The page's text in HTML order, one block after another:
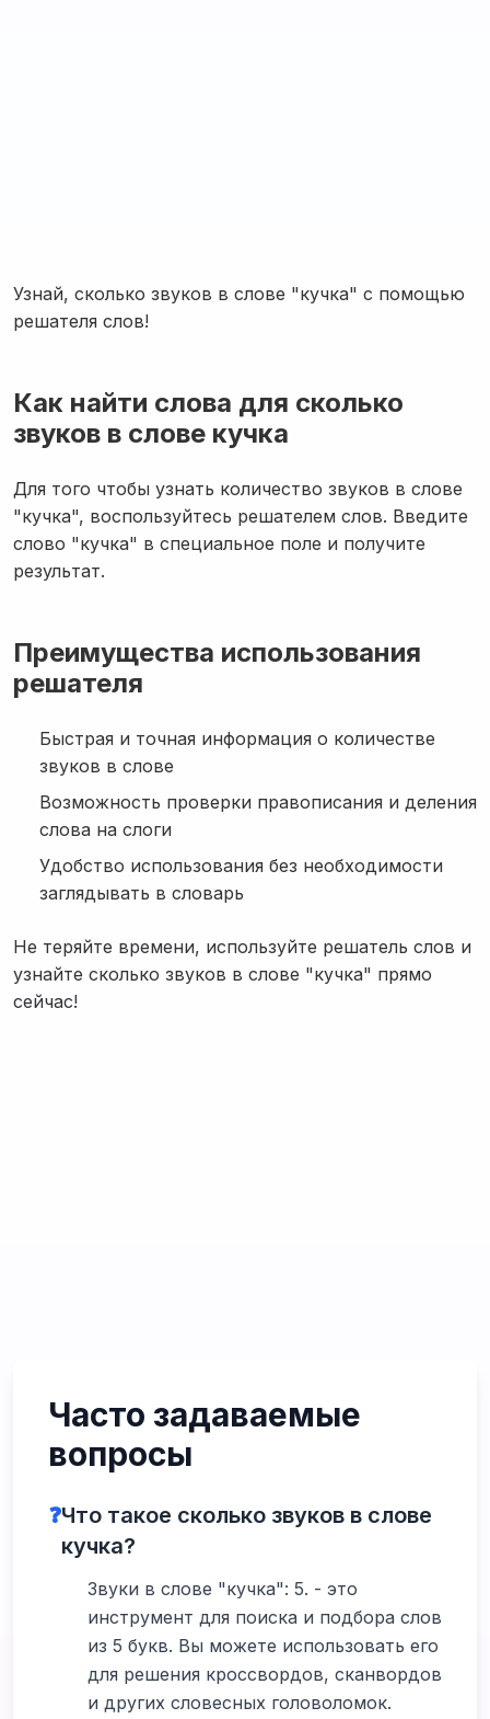
Узнай, сколько звуков в слове "кучка" с помощью
решателя слов!
Как найти слова для сколько
звуков в слове кучка
Для того чтобы узнать количество звуков в слове
"кучка", воспользуйтесь решателем слов. Введите
слово "кучка" в специальное поле и получите
результат.
Преимущества использования
решателя
Быстрая и точная информация о количестве
звуков в слове
Возможность проверки правописания и деления
слова на слоги
Удобство использования без необходимости
заглядывать в словарь
Не теряйте времени, используйте решатель слов и
узнайте сколько звуков в слове "кучка" прямо
сейчас!
Часто задаваемые
вопросы
❓Что такое сколько звуков в слове
кучка?
Звуки в слове "кучка": 5. - это
инструмент для поиска и подбора слов
из 5 букв. Вы можете использовать его
для решения кроссвордов, сканвордов
и других словесных головоломок.